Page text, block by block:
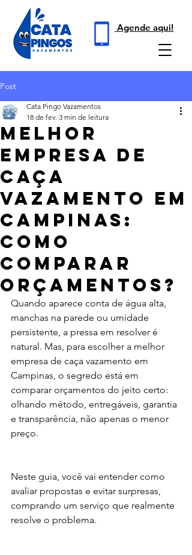
Agende aqui!
Post
Melhor
Empresa De
Caça
Vazamento Em
Campinas:
Como
Comparar
Orçamentos?
Cata Pingo Vazamentos
18 de fev. 3 min de leitura
Quando aparece conta de água alta,
manchas na parede ou umidade
persistente, a pressa em resolver é
natural. Mas, para escolher a melhor
empresa de caça vazamento em
Campinas, o segredo está em
comparar orçamentos do jeito certo:
olhando método, entregáveis, garantia
e transparência, não apenas o menor
preço.
Neste guia, você vai entender como
avaliar propostas e evitar surpresas,
comprando um serviço que realmente
resolve o problema.